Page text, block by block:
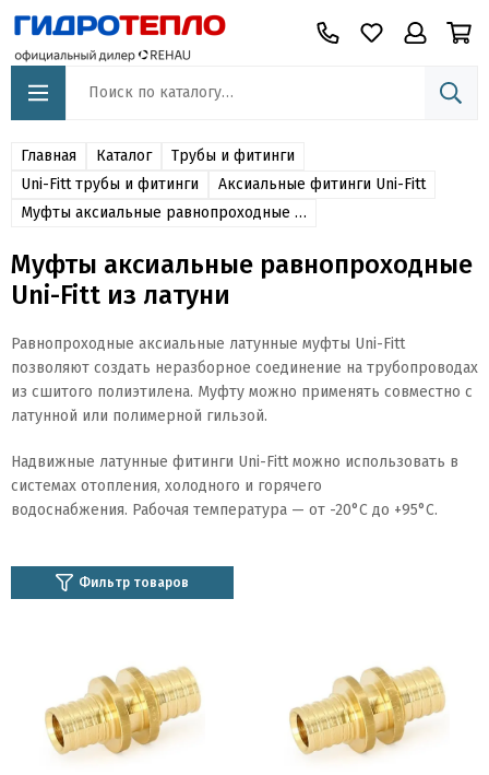
Главная Каталог
Трубы и фитинги
Uni-Fitt трубы и фитинги
Аксиальные фитинги Uni-Fitt
Муфты аксиальные равнопроходные Uni-Fitt из латуни
Муфты аксиальные равнопроходные
Uni-Fitt из латуни
Равнопроходные аксиальные латунные муфты Uni-Fitt
позволяют создать неразборное соединение на трубопроводах
из сшитого полиэтилена. Муфту можно применять совместно с
латунной или полимерной гильзой.
Надвижные латунные фитинги Uni-Fitt можно использовать в
системах отопления, холодного и горячего
водоснабжения. Рабочая температура — от -20°C до +95°C.
Фильтр товаров